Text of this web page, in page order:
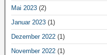
Mai 2023 (2)
Januar 2023 (1)
Dezember 2022 (1)
November 2022 (1)